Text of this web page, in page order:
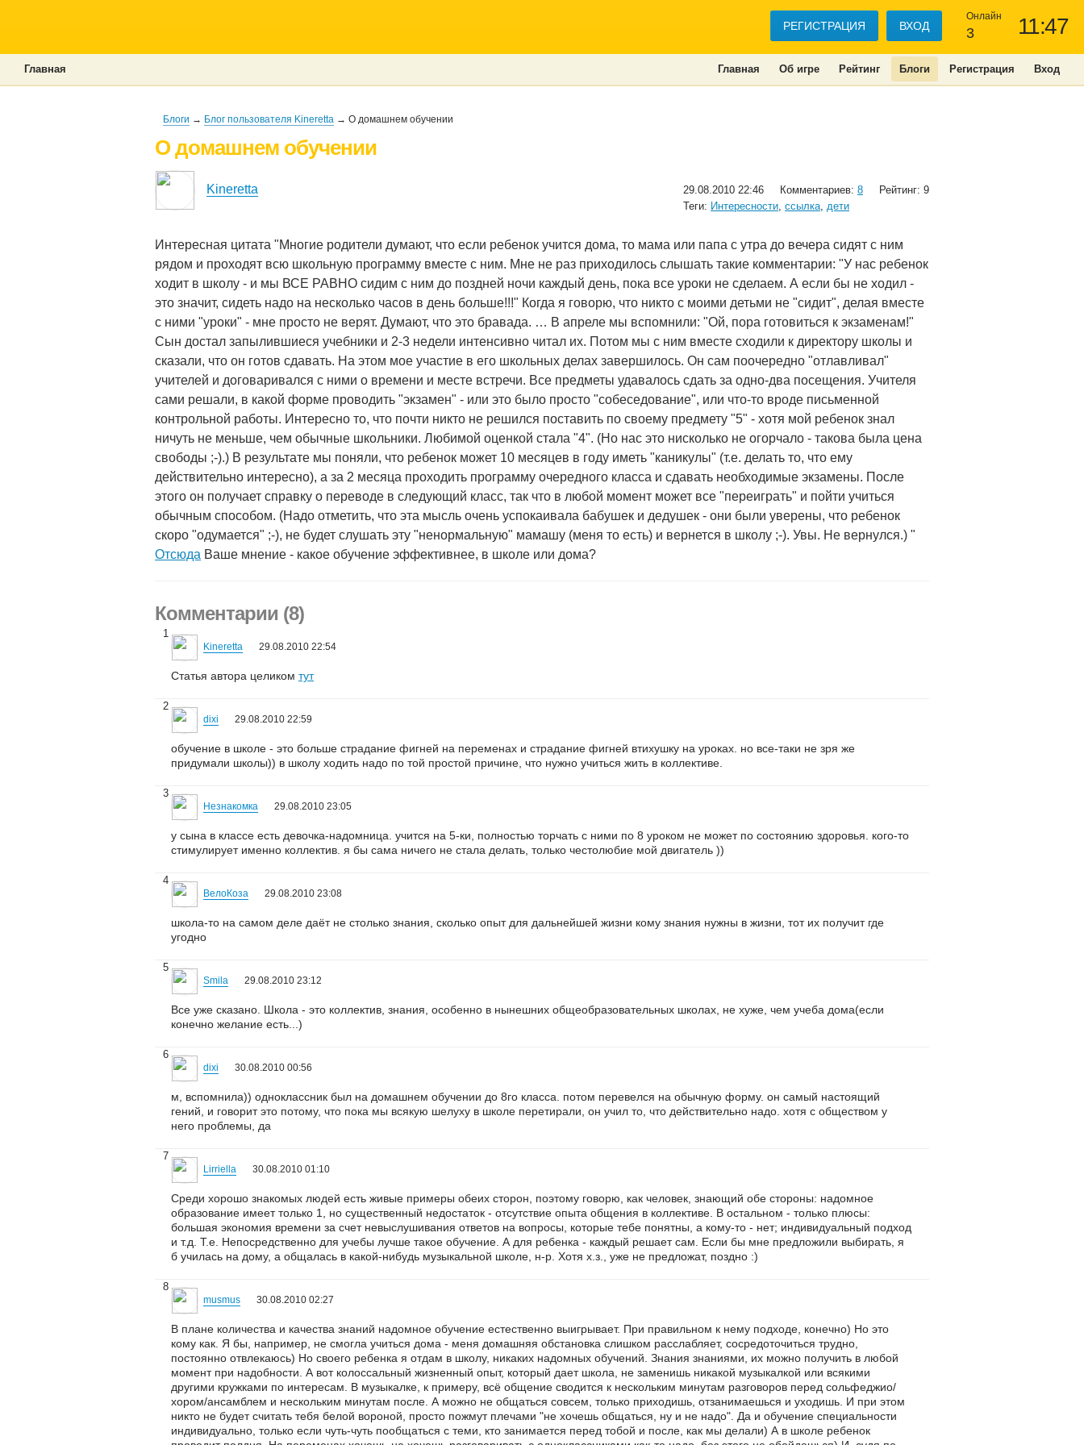
11:47
Онлайн
3
РЕГИСТРАЦИЯ ВХОД
Главная Об игре Рейтинг Блоги Регистрация Вход
Главная
Блоги → Блог пользователя Kineretta → О домашнем обучении
О домашнем обучении
Kineretta 29.08.2010 22:46 Комментариев: 8
Рейтинг: 9
Теги: Интересности, ссылка, дети
Интересная цитата "Многие родители думают, что если ребенок учится дома, то мама или папа с утра до вечера сидят с ним
рядом и проходят всю школьную программу вместе с ним. Мне не раз приходилось слышать такие комментарии: "У нас ребенок
ходит в школу - и мы ВСЕ РАВНО сидим с ним до поздней ночи каждый день, пока все уроки не сделаем. А если бы не ходил -
это значит, сидеть надо на несколько часов в день больше!!!" Когда я говорю, что никто с моими детьми не "сидит", делая вместе
с ними "уроки" - мне просто не верят. Думают, что это бравада. … В апреле мы вспомнили: "Ой, пора готовиться к экзаменам!"
Сын достал запылившиеся учебники и 2-3 недели интенсивно читал их. Потом мы с ним вместе сходили к директору школы и
сказали, что он готов сдавать. На этом мое участие в его школьных делах завершилось. Он сам поочередно "отлавливал"
учителей и договаривался с ними о времени и месте встречи. Все предметы удавалось сдать за одно-два посещения. Учителя
сами решали, в какой форме проводить "экзамен" - или это было просто "собеседование", или что-то вроде письменной
контрольной работы. Интересно то, что почти никто не решился поставить по своему предмету "5" - хотя мой ребенок знал
ничуть не меньше, чем обычные школьники. Любимой оценкой стала "4". (Но нас это нисколько не огорчало - такова была цена
свободы ;-).) В результате мы поняли, что ребенок может 10 месяцев в году иметь "каникулы" (т.е. делать то, что ему
действительно интересно), а за 2 месяца проходить программу очередного класса и сдавать необходимые экзамены. После
этого он получает справку о переводе в следующий класс, так что в любой момент может все "переиграть" и пойти учиться
обычным способом. (Надо отметить, что эта мысль очень успокаивала бабушек и дедушек - они были уверены, что ребенок
скоро "одумается" ;-), не будет слушать эту "ненормальную" мамашу (меня то есть) и вернется в школу ;-). Увы. Не вернулся.) "
Отсюда Ваше мнение - какое обучение эффективнее, в школе или дома?
Комментарии (8)
1
Kineretta 29.08.2010 22:54
Статья автора целиком тут
2
dixi 29.08.2010 22:59
обучение в школе - это больше страдание фигней на переменах и страдание фигней втихушку на уроках. но все-таки не зря же
придумали школы)) в школу ходить надо по той простой причине, что нужно учиться жить в коллективе.
3
Незнакомка 29.08.2010 23:05
у сына в классе есть девочка-надомница. учится на 5-ки, полностью торчать с ними по 8 уроком не может по состоянию здоровья. кого-то
стимулирует именно коллектив. я бы сама ничего не стала делать, только честолюбие мой двигатель ))
4
ВелоКоза 29.08.2010 23:08
школа-то на самом деле даёт не столько знания, сколько опыт для дальнейшей жизни кому знания нужны в жизни, тот их получит где
угодно
5
Smila 29.08.2010 23:12
Все уже сказано. Школа - это коллектив, знания, особенно в нынешних общеобразовательных школах, не хуже, чем учеба дома(если
конечно желание есть...)
6
dixi 30.08.2010 00:56
м, вспомнила)) одноклассник был на домашнем обучении до 8го класса. потом перевелся на обычную форму. он самый настоящий
гений, и говорит это потому, что пока мы всякую шелуху в школе перетирали, он учил то, что действительно надо. хотя с обществом у
него проблемы, да
7
Lirriella 30.08.2010 01:10
Среди хорошо знакомых людей есть живые примеры обеих сторон, поэтому говорю, как человек, знающий обе стороны: надомное
образование имеет только 1, но существенный недостаток - отсутствие опыта общения в коллективе. В остальном - только плюсы:
большая экономия времени за счет невыслушивания ответов на вопросы, которые тебе понятны, а кому-то - нет; индивидуальный подход
и т.д. Т.е. Непосредственно для учебы лучше такое обучение. А для ребенка - каждый решает сам. Если бы мне предложили выбирать, я
б училась на дому, а общалась в какой-нибудь музыкальной школе, н-р. Хотя х.з., уже не предложат, поздно :)
8
musmus 30.08.2010 02:27
В плане количества и качества знаний надомное обучение естественно выигрывает. При правильном к нему подходе, конечно) Но это
кому как. Я бы, например, не смогла учиться дома - меня домашняя обстановка слишком расслабляет, сосредоточиться трудно,
постоянно отвлекаюсь) Но своего ребенка я отдам в школу, никаких надомных обучений. Знания знаниями, их можно получить в любой
момент при надобности. А вот колоссальный жизненный опыт, который дает школа, не заменишь никакой музыкалкой или всякими
другими кружками по интересам. В музыкалке, к примеру, всё общение сводится к нескольким минутам разговоров перед сольфеджио/
хором/ансамблем и нескольким минутам после. А можно не общаться совсем, только приходишь, отзанимаешься и уходишь. И при этом
никто не будет считать тебя белой вороной, просто пожмут плечами "не хочешь общаться, ну и не надо". Да и обучение специальности
индивидуально, только если чуть-чуть пообщаться с теми, кто занимается перед тобой и после, как мы делали) А в школе ребенок